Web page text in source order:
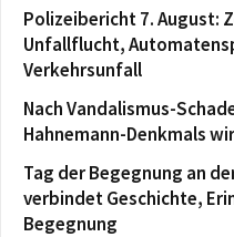
Polizeibericht 7. August:
Unfallflucht,
Verkehrsunfall
Nach Vandalismus-
Hahnemann-Denkmals
Tag der Begegnung an
verbindet Geschichte,
Begegnung